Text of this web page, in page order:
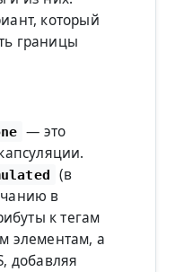
который
границы
— это
(в
в
к тегам
элементам, а
добавляя